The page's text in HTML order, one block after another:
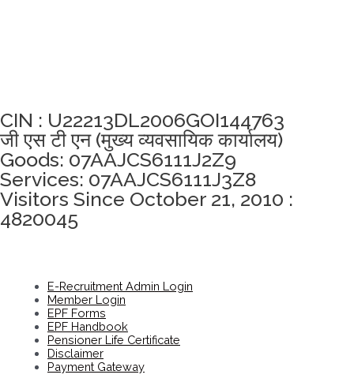
CIN : U22213DL2006GOI144763
जी एस टी एन (मुख्य व्यवसायिक कार्यालय)
Goods: 07AAJCS6111J2Z9
Services: 07AAJCS6111J3Z8
Visitors Since October 21, 2010 :
4820045
E-Recruitment Admin Login
Member Login
EPF Forms
EPF Handbook
Pensioner Life Certificate
Disclaimer
Payment Gateway